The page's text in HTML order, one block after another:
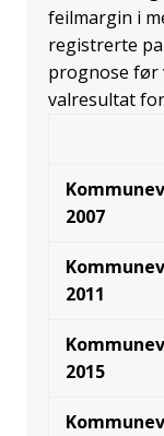
feilmargin i
registrerte
prognose før
valresultat
2007
2011
2015